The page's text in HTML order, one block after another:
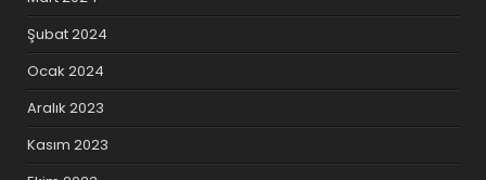
Şubat 2024
Ocak 2024
Aralık 2023
Kasım 2023